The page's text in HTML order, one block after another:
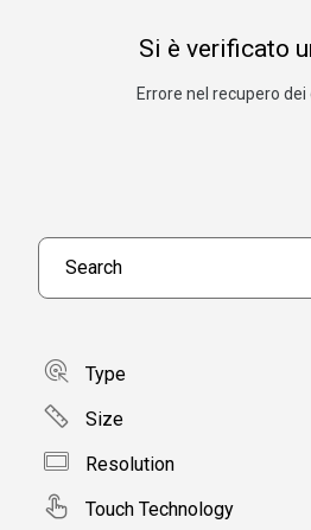
Search products
Type
Size
Resolution
Touch Technology
Si è verificato
Errore nel recupero dei